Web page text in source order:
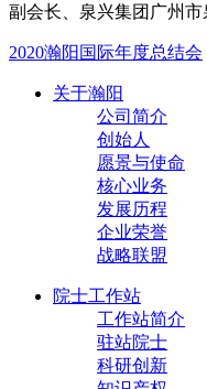
副会长、泉兴集团广州市
2020瀚阳国际年度总结会
关于瀚阳
公司简介
创始人
愿景与使命
核心业务
发展历程
企业荣誉
战略联盟
院士工作站
工作站简介
驻站院士
科研创新